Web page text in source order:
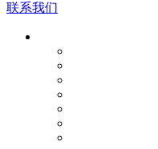
联系我们